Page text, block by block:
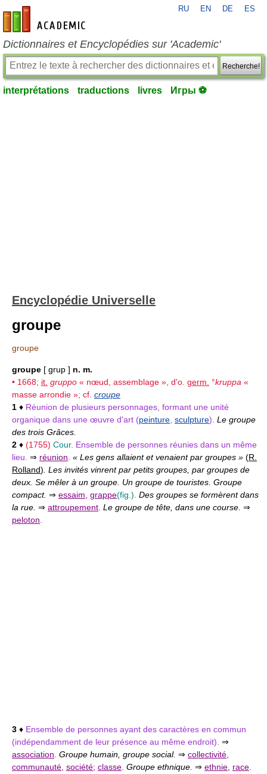
fr-academic.com
RU EN DE ES
Dictionnaires et Encyclopédies sur 'Academic'
Recherche!
interprétations traductions livres Игры ⚽
Encyclopédie Universelle
groupe
groupe
groupe [ grup ] n. m.
• 1668; it. gruppo « nœud, assemblage », d'o. germ. °kruppa «
masse arrondie »; cf. croupe
1 ♦ Réunion de plusieurs personnages, formant une unité
organique dans une œuvre d'art (peinture sculpture). Le groupe
des trois Grâces.
2 ♦ (1755) Cour. Ensemble de personnes réunies dans un même
lieu. ⇒ réunion « Les gens allaient et venaient par groupes » (R.
Rolland) . Les invités vinrent par petits groupes, par groupes de
deux. Se mêler à un groupe. Un groupe de touristes. Groupe
compact. ⇒ essaim grappe(fig.). Des groupes se formèrent dans
la rue. ⇒ attroupement Le groupe de tête, dans une course. ⇒
peloton
3 ♦ Ensemble de personnes ayant des caractères en commun
(indépendamment de leur présence au même endroit). ⇒
association Groupe humain, groupe social. ⇒ collectivité
communauté société; classe Groupe ethnique. ⇒ ethnie race